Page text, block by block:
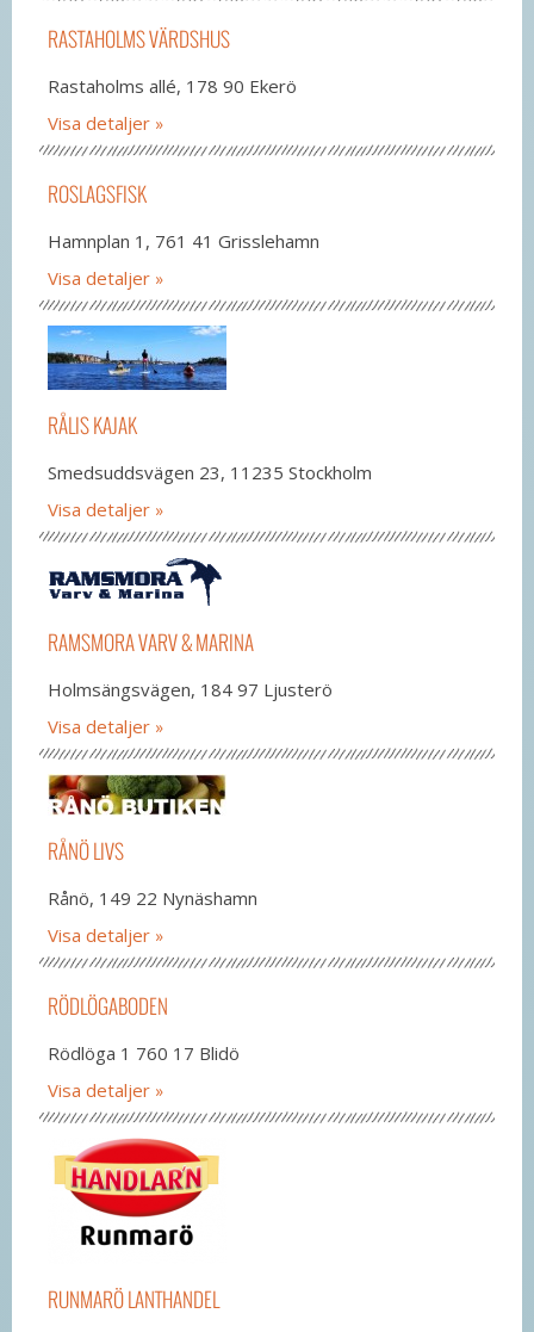
RASTAHOLMS VÄRDSHUS
Rastaholms allé, 178 90 Ekerö
Visa detaljer
ROSLAGSFISK
Hamnplan 1, 761 41 Grisslehamn
Visa detaljer
RÅLIS KAJAK
Smedsuddsvägen 23, 11235 Stockholm
Visa detaljer
RAMSMORA VARV & MARINA
Holmsängsvägen, 184 97 Ljusterö
Visa detaljer
RÅNÖ LIVS
Rånö, 149 22 Nynäshamn
Visa detaljer
RÖDLÖGABODEN
Rödlöga 1 760 17 Blidö
Visa detaljer
RUNMARÖ LANTHANDEL